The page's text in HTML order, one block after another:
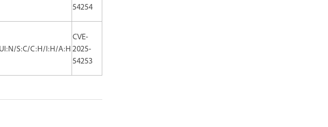
54254
S:C/C:H/I:H/A:H
CVE-
2025-
54253